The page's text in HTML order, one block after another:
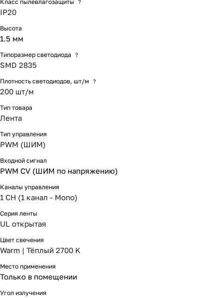
Класс пылевлагозащиты ?
IP20
Высота
1.5 мм
Типоразмер светодиода ?
SMD 2835
Плотность светодиодов, шт/м ?
200 шт/м
Тип товара
Лента
Тип управления
PWM (ШИМ)
Входной сигнал
PWM СV (ШИМ по напряжению)
Каналы управления
1 CH (1 канал - Mono)
Серия ленты
UL открытая
Цвет свечения
Warm | Тёплый 2700 K
Место применения
Только в помещении
Угол излучения